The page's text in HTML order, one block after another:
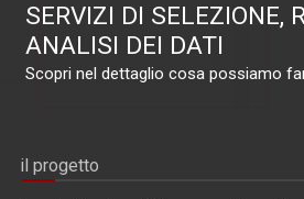
SERVIZI DI SELEZIONE,
ANALISI DEI DATI
Scopri nel dettaglio cosa possiamo
il progetto